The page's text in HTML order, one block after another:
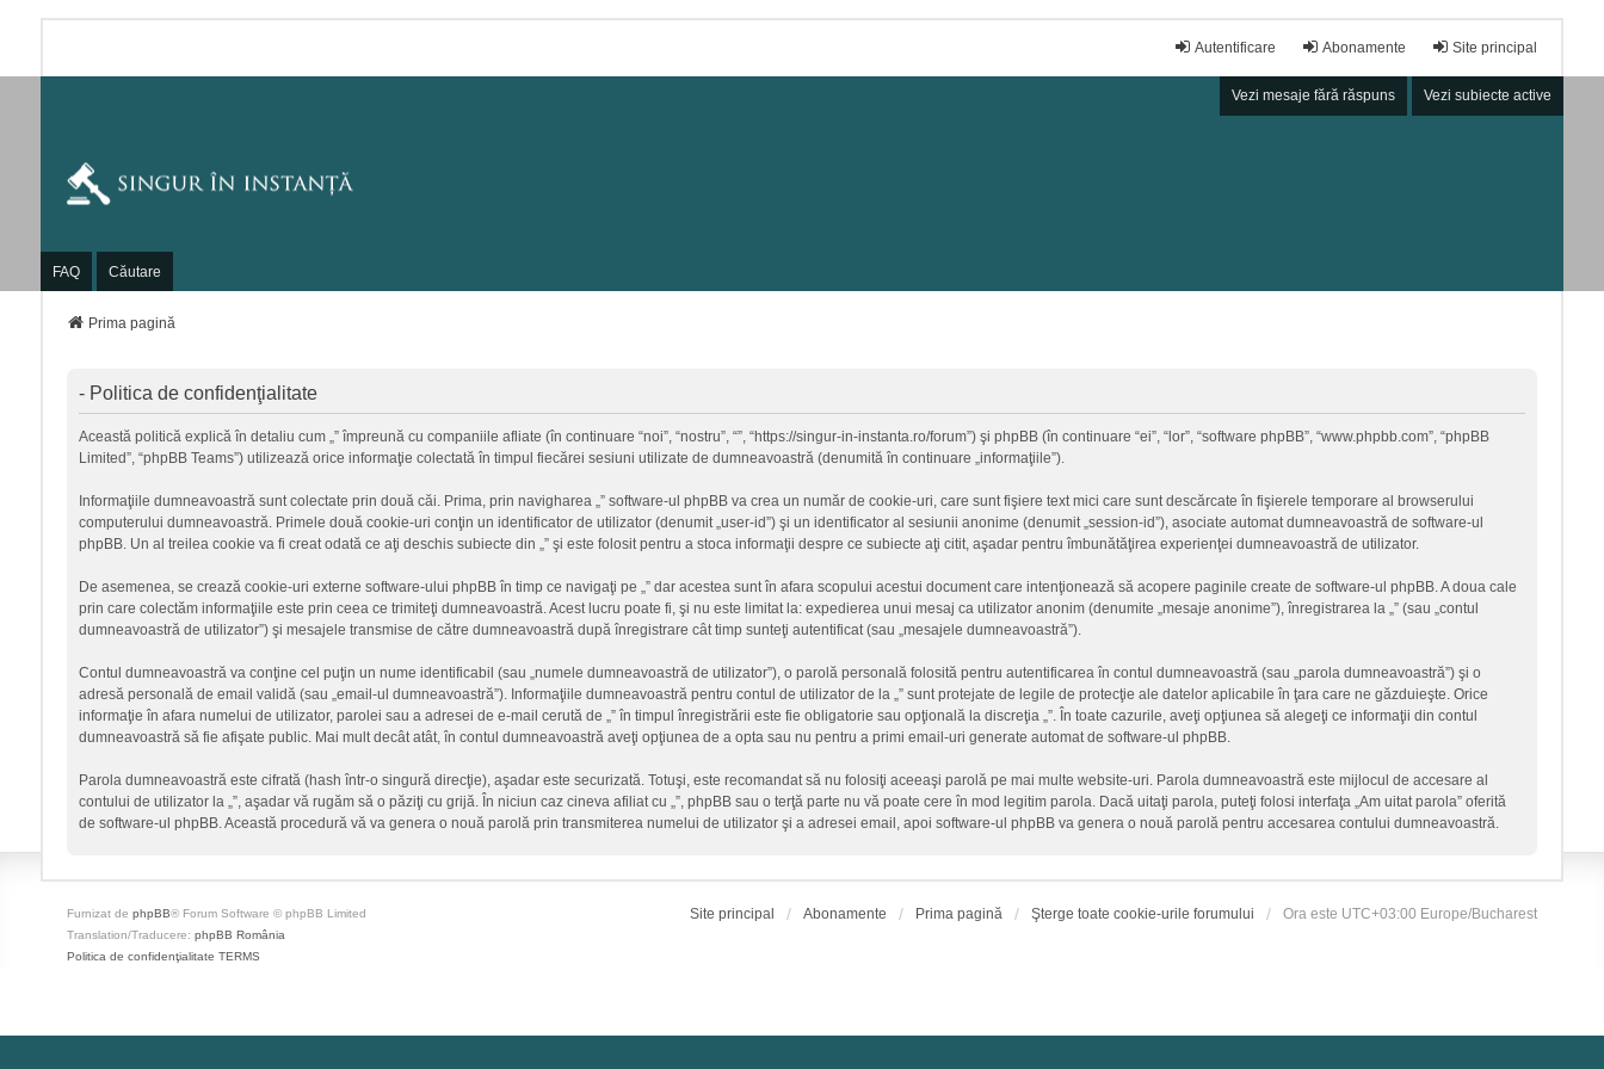
Site principal
Abonamente
Autentificare
Vezi mesaje fără răspuns Vezi subiecte active
FAQ Căutare
Prima pagină
- Politica de confidenţialitate
Această politică explică în detaliu cum „” împreună cu companiile afliate (în continuare “noi”, “nostru”, “”, “https://singur-in-instanta.ro/forum”) şi phpBB (în continuare “ei”, “lor”, “software phpBB”, “www.phpbb.com”, “phpBB
Limited”, “phpBB Teams”) utilizează orice informaţie colectată în timpul fiecărei sesiuni utilizate de dumneavoastră (denumită în continuare „informaţiile”).
Informaţiile dumneavoastră sunt colectate prin două căi. Prima, prin navigharea „” software-ul phpBB va crea un număr de cookie-uri, care sunt fişiere text mici care sunt descărcate în fişierele temporare al browserului
computerului dumneavoastră. Primele două cookie-uri conţin un identificator de utilizator (denumit „user-id”) şi un identificator al sesiunii anonime (denumit „session-id”), asociate automat dumneavoastră de software-ul
phpBB. Un al treilea cookie va fi creat odată ce aţi deschis subiecte din „” şi este folosit pentru a stoca informaţii despre ce subiecte aţi citit, aşadar pentru îmbunătăţirea experienţei dumneavoastră de utilizator.
De asemenea, se crează cookie-uri externe software-ului phpBB în timp ce navigaţi pe „” dar acestea sunt în afara scopului acestui document care intenţionează să acopere paginile create de software-ul phpBB. A doua cale
prin care colectăm informaţiile este prin ceea ce trimiteţi dumneavoastră. Acest lucru poate fi, şi nu este limitat la: expedierea unui mesaj ca utilizator anonim (denumite „mesaje anonime”), înregistrarea la „” (sau „contul
dumneavoastră de utilizator”) şi mesajele transmise de către dumneavoastră după înregistrare cât timp sunteţi autentificat (sau „mesajele dumneavoastră”).
Contul dumneavoastră va conţine cel puţin un nume identificabil (sau „numele dumneavoastră de utilizator”), o parolă personală folosită pentru autentificarea în contul dumneavoastră (sau „parola dumneavoastră”) şi o
adresă personală de email validă (sau „email-ul dumneavoastră”). Informaţiile dumneavoastră pentru contul de utilizator de la „” sunt protejate de legile de protecţie ale datelor aplicabile în ţara care ne găzduieşte. Orice
informaţie în afara numelui de utilizator, parolei sau a adresei de e-mail cerută de „” în timpul înregistrării este fie obligatorie sau opţională la discreţia „”. În toate cazurile, aveţi opţiunea să alegeţi ce informaţii din contul
dumneavoastră să fie afişate public. Mai mult decât atât, în contul dumneavoastră aveţi opţiunea de a opta sau nu pentru a primi email-uri generate automat de software-ul phpBB.
Parola dumneavoastră este cifrată (hash într-o singură direcţie), aşadar este securizată. Totuşi, este recomandat să nu folosiţi aceeaşi parolă pe mai multe website-uri. Parola dumneavoastră este mijlocul de accesare al
contului de utilizator la „”, aşadar vă rugăm să o păziţi cu grijă. În niciun caz cineva afiliat cu „”, phpBB sau o terţă parte nu vă poate cere în mod legitim parola. Dacă uitaţi parola, puteţi folosi interfaţa „Am uitat parola” oferită
de software-ul phpBB. Această procedură vă va genera o nouă parolă prin transmiterea numelui de utilizator şi a adresei email, apoi software-ul phpBB va genera o nouă parolă pentru accesarea contului dumneavoastră.
Site principal Abonamente Prima pagină Şterge toate cookie-urile forumului Ora este UTC+03:00 Europe/Bucharest
Furnizat de phpBB® Forum Software © phpBB Limited
Translation/Traducere: phpBB România
Politica de confidenţialitate TERMS